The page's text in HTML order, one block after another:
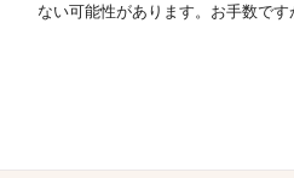
ない可能性があります。お手数で